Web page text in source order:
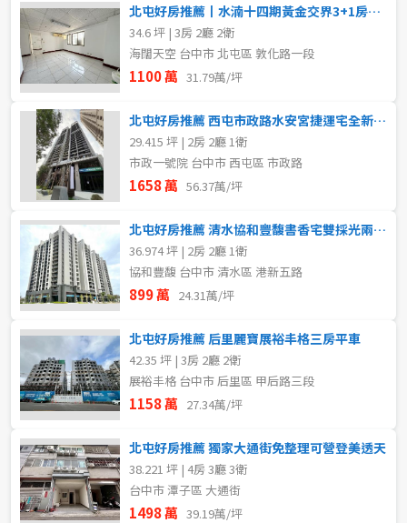
北屯好房推薦丨水湳十四期黃金交界3+1房平車
34.6 坪 | 3房 2廳 2衛
海闊天空 台中市 北屯區 敦化路一段
1100 萬 31.79萬/坪
北屯好房推薦 西屯市政路水安宮捷運宅全新採光兩房車位
29.415 坪 | 2房 2廳 1衛
市政一號院 台中市 西屯區 市政路
1658 萬 56.37萬/坪
北屯好房推薦 清水協和豐馥書香宅雙採光兩房B1平車
36.974 坪 | 2房 2廳 1衛
協和豐馥 台中市 清水區 港新五路
899 萬 24.31萬/坪
北屯好房推薦 后里麗寶展裕丰格三房平車
42.35 坪 | 3房 2廳 2衛
展裕丰格 台中市 后里區 甲后路三段
1158 萬 27.34萬/坪
北屯好房推薦 獨家大通街免整理可營登美透天
38.221 坪 | 4房 3廳 3衛
台中市 潭子區 大通街
1498 萬 39.19萬/坪